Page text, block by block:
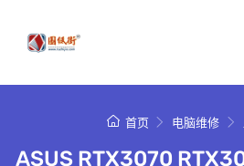
首页 电脑维修
ASUS RTX3070